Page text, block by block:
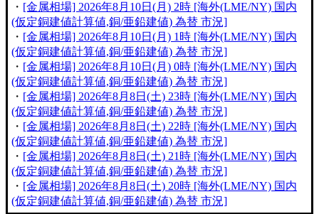
・ [金属相場] 2026年8月10日(月) 2時 [海外(LME/NY) 国内
(仮定銅建値計算値,銅/亜鉛建値) 為替 市況]
・ [金属相場] 2026年8月10日(月) 1時 [海外(LME/NY) 国内
(仮定銅建値計算値,銅/亜鉛建値) 為替 市況]
・ [金属相場] 2026年8月10日(月) 0時 [海外(LME/NY) 国内
(仮定銅建値計算値,銅/亜鉛建値) 為替 市況]
・ [金属相場] 2026年8月8日(土) 23時 [海外(LME/NY) 国内
(仮定銅建値計算値,銅/亜鉛建値) 為替 市況]
・ [金属相場] 2026年8月8日(土) 22時 [海外(LME/NY) 国内
(仮定銅建値計算値,銅/亜鉛建値) 為替 市況]
・ [金属相場] 2026年8月8日(土) 21時 [海外(LME/NY) 国内
(仮定銅建値計算値,銅/亜鉛建値) 為替 市況]
・ [金属相場] 2026年8月8日(土) 20時 [海外(LME/NY) 国内
(仮定銅建値計算値,銅/亜鉛建値) 為替 市況]